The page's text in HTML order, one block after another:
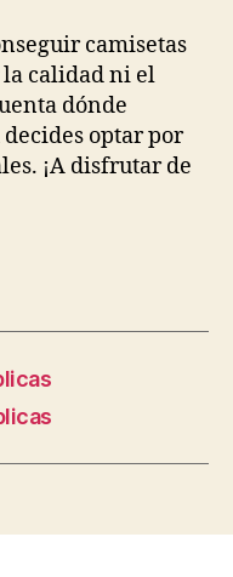
camisetas
calidad ni el
dónde
optar por
¡A disfrutar de